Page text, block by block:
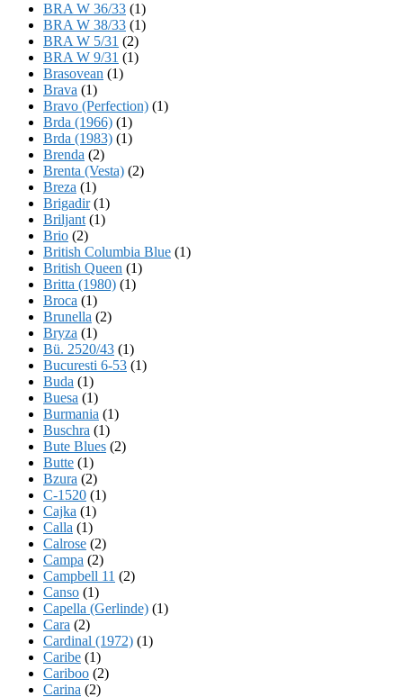
BRA W 36/33 (1)
BRA W 38/33 (1)
BRA W 5/31 (2)
BRA W 9/31 (1)
Brasovean (1)
Brava (1)
Bravo (Perfection) (1)
Brda (1966) (1)
Brda (1983) (1)
Brenda (2)
Brenta (Vesta) (2)
Breza (1)
Brigadir(1)
Briljant (1)
Brio (2)
British Columbia Blue (1)
British Queen (1)
Britta (1980) (1)
Broca (1)
Brunella (2)
Bryza (1)
Bü. 2520/43 (1)
Bucuresti 6-53 (1)
Buda (1)
Buesa (1)
Burmania (1)
Buschra (1)
Bute Blues (2)
Butte (1)
Bzura (2)
C-1520 (1)
Cajka (1)
Calla (1)
Calrose (2)
Campa (2)
Campbell 11 (2)
Canso (1)
Capella (Gerlinde) (1)
Cara (2)
Cardinal (1972) (1)
Caribe (1)
Cariboo (2)
Carina (2)